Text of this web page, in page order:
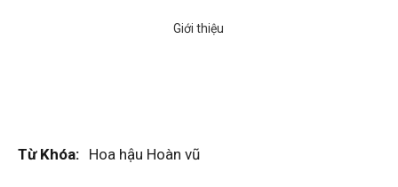
Từ Khóa: Hoa hậu Hoàn vũ